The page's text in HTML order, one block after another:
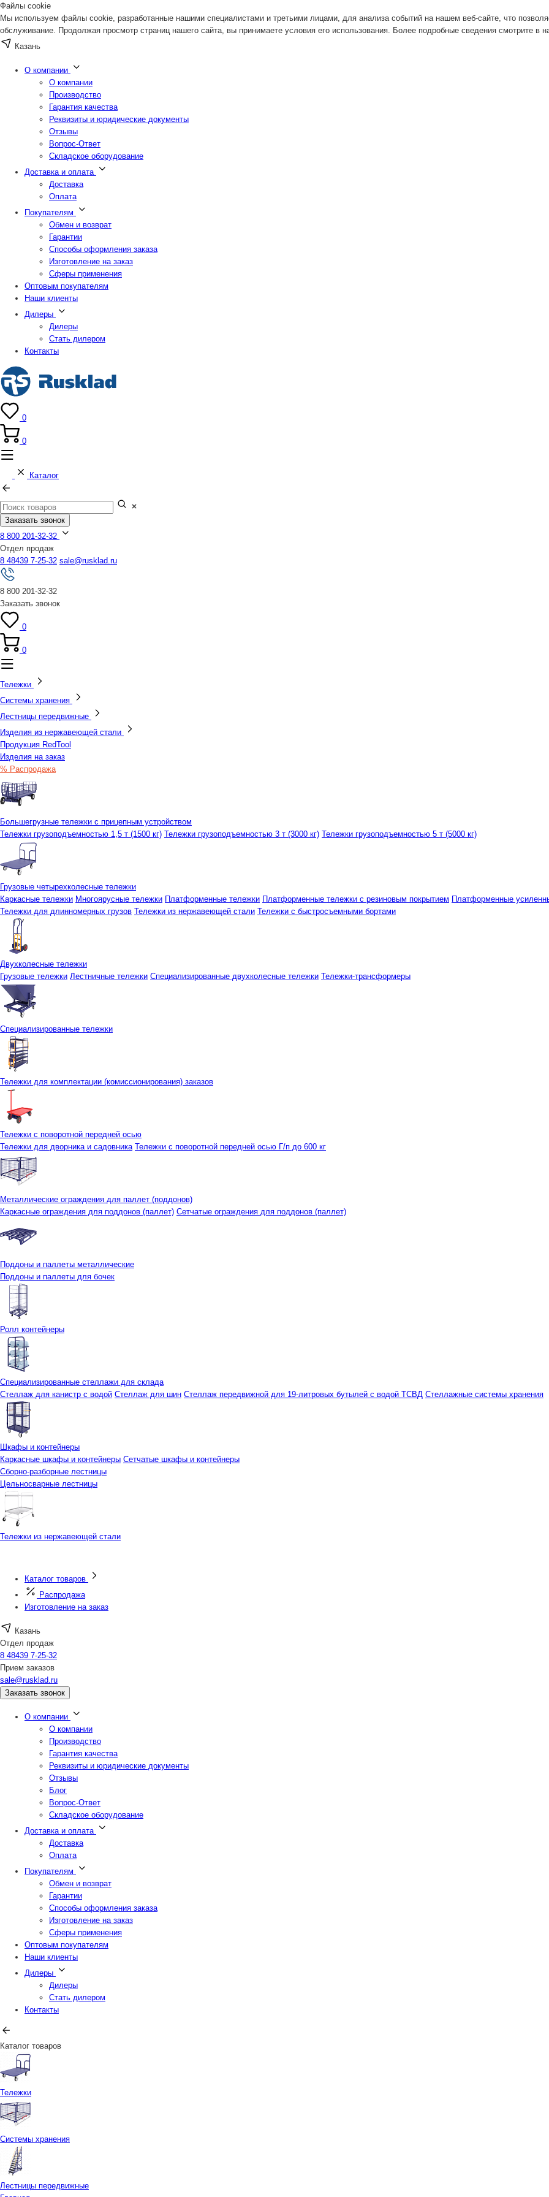
Файлы cookie
Мы используем файлы cookie, разработанные нашими специалистами и третьими лицами, для анализа событий на нашем веб-сайте, что
обслуживание. Продолжая просмотр страниц нашего сайта, вы принимаете условия его использования. Более подробные сведения смотрите в
Казань
О компании
О компании
Производство
Гарантия качества
Реквизиты и юридические документы
Отзывы
Вопрос-Ответ
Складское оборудование
Доставка и оплата
Доставка
Оплата
Покупателям
Обмен и возврат
Гарантии
Способы оформления заказа
Изготовление на заказ
Сферы применения
Оптовым покупателям
Наши клиенты
Дилеры
Дилеры
Стать дилером
Контакты
0
0
Каталог
Заказать звонок
8 800 201-32-32
Отдел продаж
8 48439 7-25-32 sale@rusklad.ru
8 800 201-32-32
Заказать звонок
0
0
Тележки
Системы хранения
Лестницы передвижные
Изделия из нержавеющей стали
Продукция RedTool
Изделия на заказ
% Распродажа
Большегрузные тележки с прицепным устройством
Тележки грузоподъемностью 1,5 т (1500 кг) Тележки грузоподъемностью 3 т (3000 кг) Тележки грузоподъемностью 5 т (5000 кг)
Грузовые четырехколесные тележки
Каркасные тележки Многоярусные тележки Платформенные тележки Платформенные тележки с резиновым покрытием Платформенные
Тележки для длинномерных грузов Тележки из нержавеющей стали Тележки с быстросъемными бортами
Двухколесные тележки
Грузовые тележки Лестничные тележки Специализированные двухколесные тележки Тележки-трансформеры
Специализированные тележки
Тележки для комплектации (комиссионирования) заказов
Тележки с поворотной передней осью
Тележки для дворника и садовника Тележки с поворотной передней осью Г/п до 600 кг
Металлические ограждения для паллет (поддонов)
Каркасные ограждения для поддонов (паллет) Сетчатые ограждения для поддонов (паллет)
Поддоны и паллеты металлические
Поддоны и паллеты для бочек
Ролл контейнеры
Специализированные стеллажи для склада
Стеллаж для канистр с водой Стеллаж для шин Стеллаж передвижной для 19-литровых бутылей с водой ТСВД Стеллажные системы хранения
Шкафы и контейнеры
Каркасные шкафы и контейнеры Сетчатые шкафы и контейнеры
Сборно-разборные лестницы
Цельносварные лестницы
Тележки из нержавеющей стали
Каталог товаров
Распродажа
Изготовление на заказ
Казань
Отдел продаж
8 48439 7-25-32
Прием заказов
sale@rusklad.ru
Заказать звонок
О компании
О компании
Производство
Гарантия качества
Реквизиты и юридические документы
Отзывы
Блог
Вопрос-Ответ
Складское оборудование
Доставка и оплата
Доставка
Оплата
Покупателям
Обмен и возврат
Гарантии
Способы оформления заказа
Изготовление на заказ
Сферы применения
Оптовым покупателям
Наши клиенты
Дилеры
Дилеры
Стать дилером
Контакты
Каталог товаров
Тележки
Системы хранения
Лестницы передвижные